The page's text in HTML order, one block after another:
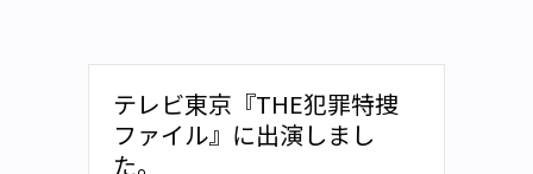
テレビ東京『THE犯罪特捜
ファイル』に出演しまし
た。